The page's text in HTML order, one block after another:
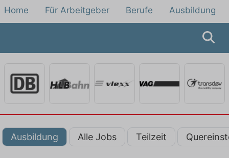
Home Für Arbeitgeber Berufe Ausbildung
Ausbildung Alle Jobs Teilzeit